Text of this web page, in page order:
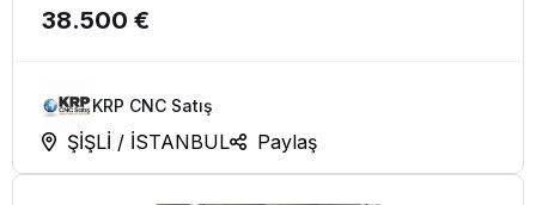
2003
38.500 €
KRP CNC Satış
ŞİŞLİ / İSTANBUL Paylaş